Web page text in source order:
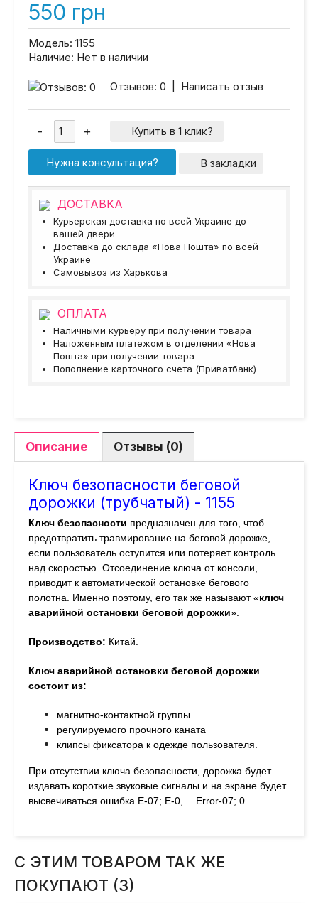
550 грн
Модель: 1155
Наличие: Нет в наличии
Отзывов: 0 Написать отзыв
Купить в 1 клик?
Нужна консультация? В закладки
ДОСТАВКА
Курьерская доставка по всей Украине до
вашей двери
Доставка до склада «Нова Пошта» по всей
Украине
Самовывоз из Харькова
ОПЛАТА
Наличными курьеру при получении товара
Наложенным платежом в отделении «Нова
Пошта» при получении товара
Пополнение карточного счета (Приватбанк)
Описание Отзывы (0)
Ключ безопасности беговой
дорожки (трубчатый) - 1155
Ключ безопасности предназначен для того, чтоб
предотвратить травмирование на беговой дорожке,
если пользователь оступится или потеряет контроль
над скоростью. Отсоединение ключа от консоли,
приводит к автоматической остановке бегового
полотна. Именно поэтому, его так же называют «ключ
аварийной остановки беговой дорожки».
Производство: Китай.
Ключ аварийной остановки беговой дорожки
состоит из:
магнитно-контактной группы
регулируемого прочного каната
клипсы фиксатора к одежде пользователя.
При отсутствии ключа безопасности, дорожка будет
издавать короткие звуковые сигналы и на экране будет
высвечиваться ошибка E-07; E-0, …Error-07; 0.
С ЭТИМ ТОВАРОМ ТАК ЖЕ
ПОКУПАЮТ (3)